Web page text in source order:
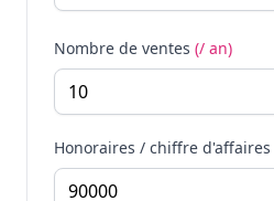
Nombre de ventes (/ an)
Honoraires / chiffre d'affaires